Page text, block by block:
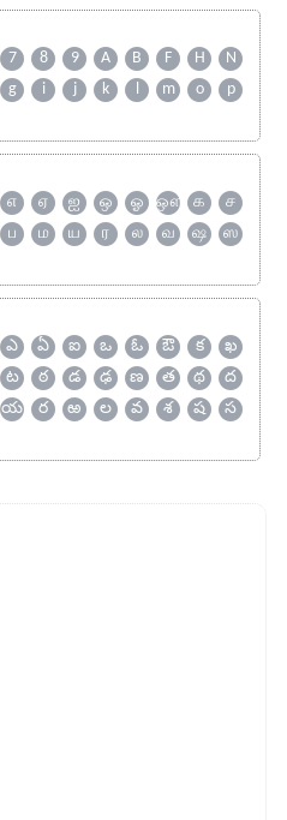
7 8 9 A B F H
N
g i j k l m o
p
எ ஏ ஐ ஒ ஓ ஔ க
ச
ப ம ய ர ல வ ஷ
ஸ
ఎ ఏ ఐ ఒ ఓ ఔ క
ఖ
ట ఠ డ ఢ ణ త థ
ద
య ర ఱ ల వ శ ష
స